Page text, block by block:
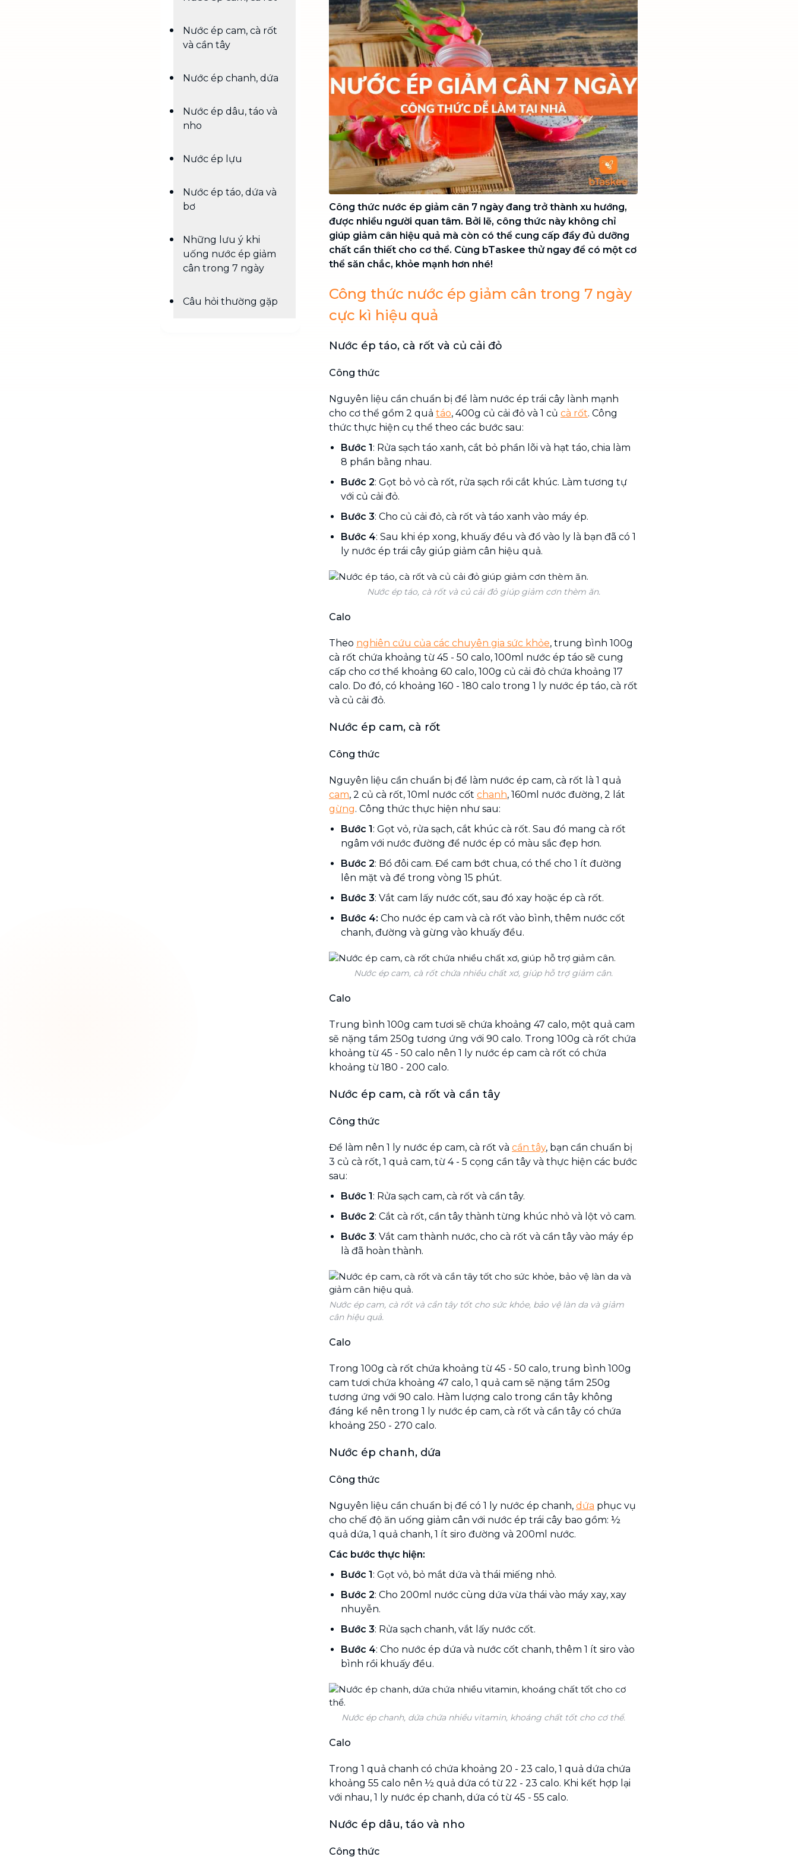
Chuyển nhà trọn gói, không lo dọn
dẹp nơi đi nơi đến
Vệ sinh công nghiệp NEW
Vệ sinh chuyên nghiệp cho văn
phòng, nhà xưởng, công trình lớn
Nước ép cam, cà rốt
và cần tây
Nước ép chanh, dứa
Nước ép dâu, táo và
nho
Nước ép lựu
Nước ép táo, dứa và
bơ
Những lưu ý khi
uống nước ép giảm
cân trong 7 ngày
Câu hỏi thường gặp
Công thức nước ép giảm cân 7 ngày đang trở thành xu hướng,
được nhiều người quan tâm. Bởi lẽ, công thức này không chỉ
giúp giảm cân hiệu quả mà còn có thể cung cấp đầy đủ dưỡng
chất cần thiết cho cơ thể. Cùng bTaskee thử ngay để có một cơ
thể săn chắc, khỏe mạnh hơn nhé!
Công thức nước ép giảm cân trong 7 ngày
cực kì hiệu quả
Nước ép táo, cà rốt và củ cải đỏ
Công thức
Nguyên liệu cần chuẩn bị để làm nước ép trái cây lành mạnh
cho cơ thể gồm 2 quả táo, 400g củ cải đỏ và 1 củ cà rốt. Công
thức thực hiện cụ thể theo các bước sau:
Bước 1: Rửa sạch táo xanh, cắt bỏ phần lõi và hạt táo, chia làm
8 phần bằng nhau.
Bước 2: Gọt bỏ vỏ cà rốt, rửa sạch rồi cắt khúc. Làm tương tự
với củ cải đỏ.
Bước 3: Cho củ cải đỏ, cà rốt và táo xanh vào máy ép.
Bước 4: Sau khi ép xong, khuấy đều và đổ vào ly là bạn đã có 1
ly nước ép trái cây giúp giảm cân hiệu quả.
Nước ép táo, cà rốt và củ cải đỏ giúp giảm cơn thèm ăn.
Calo
Theo nghiên cứu của các chuyên gia sức khỏe, trung bình 100g
cà rốt chứa khoảng từ 45 - 50 calo, 100ml nước ép táo sẽ cung
cấp cho cơ thể khoảng 60 calo, 100g củ cải đỏ chứa khoảng 17
calo. Do đó, có khoảng 160 - 180 calo trong 1 ly nước ép táo, cà rốt
và củ cải đỏ.
Nước ép cam, cà rốt
Công thức
Nguyên liệu cần chuẩn bị để làm nước ép cam, cà rốt là 1 quả
cam, 2 củ cà rốt, 10ml nước cốt chanh, 160ml nước đường, 2 lát
gừng. Công thức thực hiện như sau:
Bước 1: Gọt vỏ, rửa sạch, cắt khúc cà rốt. Sau đó mang cà rốt
ngâm với nước đường để nước ép có màu sắc đẹp hơn.
Bước 2: Bổ đôi cam. Để cam bớt chua, có thể cho 1 ít đường
lên mặt và để trong vòng 15 phút.
Bước 3: Vắt cam lấy nước cốt, sau đó xay hoặc ép cà rốt.
Bước 4: Cho nước ép cam và cà rốt vào bình, thêm nước cốt
chanh, đường và gừng vào khuấy đều.
Nước ép cam, cà rốt chứa nhiều chất xơ, giúp hỗ trợ giảm cân.
Calo
Trung bình 100g cam tươi sẽ chứa khoảng 47 calo, một quả cam
sẽ nặng tầm 250g tương ứng với 90 calo. Trong 100g cà rốt chứa
khoảng từ 45 - 50 calo nên 1 ly nước ép cam cà rốt có chứa
khoảng từ 180 - 200 calo.
Nước ép cam, cà rốt và cần tây
Công thức
Để làm nên 1 ly nước ép cam, cà rốt và cần tây, bạn cần chuẩn bị
3 củ cà rốt, 1 quả cam, từ 4 - 5 cọng cần tây và thực hiện các bước
sau:
Bước 1: Rửa sạch cam, cà rốt và cần tây.
Bước 2: Cắt cà rốt, cần tây thành từng khúc nhỏ và lột vỏ cam.
Bước 3: Vắt cam thành nước, cho cà rốt và cần tây vào máy ép
là đã hoàn thành.
Nước ép cam, cà rốt và cần tây tốt cho sức khỏe, bảo vệ làn da và giảm
cân hiệu quả.
Calo
Trong 100g cà rốt chứa khoảng từ 45 - 50 calo, trung bình 100g
cam tươi chứa khoảng 47 calo, 1 quả cam sẽ nặng tầm 250g
tương ứng với 90 calo. Hàm lượng calo trong cần tây không
đáng kể nên trong 1 ly nước ép cam, cà rốt và cần tây có chứa
khoảng 250 - 270 calo.
Nước ép chanh, dứa
Công thức
Nguyên liệu cần chuẩn bị để có 1 ly nước ép chanh, dứa phục vụ
cho chế độ ăn uống giảm cân với nước ép trái cây bao gồm: ½
quả dứa, 1 quả chanh, 1 ít siro đường và 200ml nước.
Các bước thực hiện:
Bước 1: Gọt vỏ, bỏ mắt dứa và thái miếng nhỏ.
Bước 2: Cho 200ml nước cùng dứa vừa thái vào máy xay, xay
nhuyễn.
Bước 3: Rửa sạch chanh, vắt lấy nước cốt.
Bước 4: Cho nước ép dứa và nước cốt chanh, thêm 1 ít siro vào
bình rồi khuấy đều.
Nước ép chanh, dứa chứa nhiều vitamin, khoáng chất tốt cho cơ thể.
Calo
Trong 1 quả chanh có chứa khoảng 20 - 23 calo, 1 quả dứa chứa
khoảng 55 calo nên ½ quả dứa có từ 22 - 23 calo. Khi kết hợp lại
với nhau, 1 ly nước ép chanh, dứa có từ 45 - 55 calo.
Nước ép dâu, táo và nho
Công thức